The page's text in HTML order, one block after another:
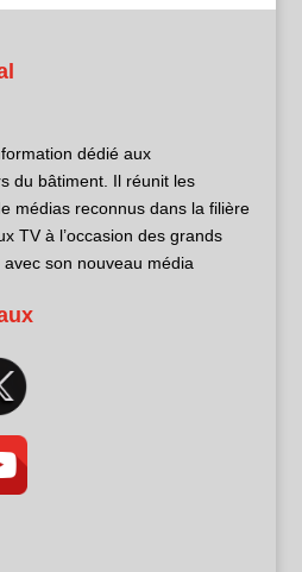
dédié aux
du bâtiment. Il réunit les
médias reconnus dans la filière
TV à l’occasion des grands
son nouveau média